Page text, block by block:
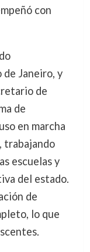
con
Janeiro, y
de
de
en marcha
trabajando
escuelas y
del estado.
de
lo que